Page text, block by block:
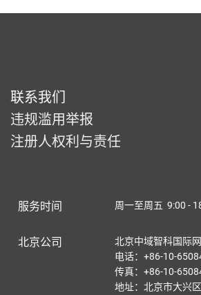
联系我们
违规滥用举报
注册人权利与责任
服务时间 周一至周五 9:00 -
北京公司
北京中域智科国际
电话：+86-10-
传真：+86-10-
地址：北京市大兴